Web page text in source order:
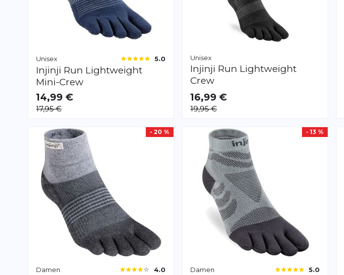
Unisex 5.0
Injinji Run Lightweight
Mini-Crew
VERFÜGBAR
SMLXL
14,99 €
17,95 €
Unisex
Injinji Run Lightweight
Crew
VERFÜGBAR
SMLXL
16,99 €
19,95 €
- 20 %
Damen 4.0
- 13 %
Damen 5.0